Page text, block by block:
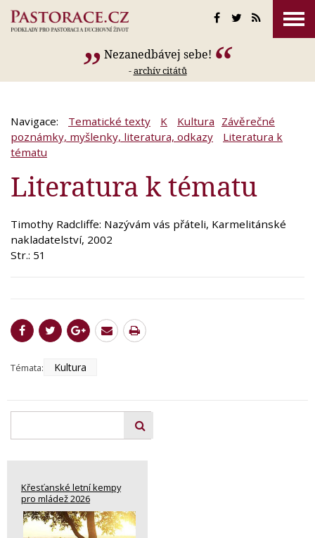
Nezanedbávej sebe!
-archív citátů
Navigace: Tematické texty K Kultura Závěrečné
poznámky, myšlenky, literatura, odkazy
Literatura k
tématu
Literatura k tématu
Timothy Radcliffe: Nazývám vás přáteli, Karmelitánské
nakladatelství, 2002
Str.: 51
Témata: Kultura
Křesťanské letní kempy
pro mládež 2026